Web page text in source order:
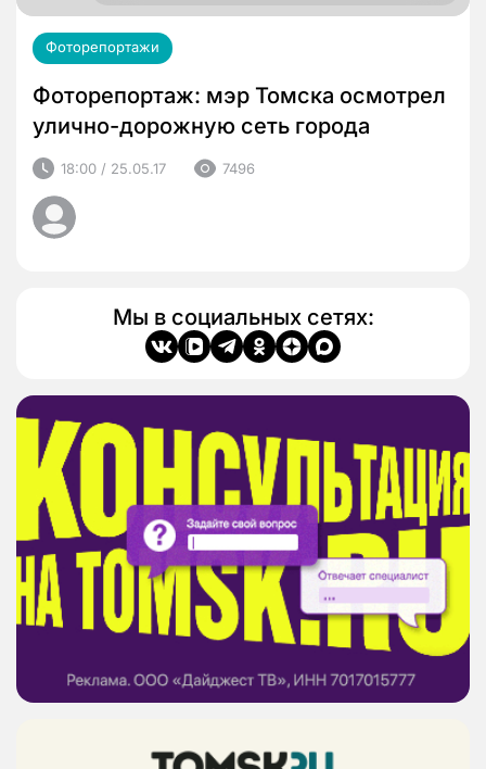
Фоторепортажи
Фоторепортаж: мэр Томска осмотрел
улично-дорожную сеть города
18:00 / 25.05.17 7496
Мы в социальных сетях: